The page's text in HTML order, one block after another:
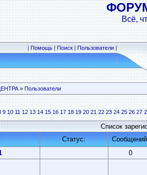
Всё,
|Помощь|Поиск|Пользователи|
» Пользователи
9 10 11 12 13 14 15 16 17 18 19 20 21 22 23 24 25 26 27
Список
Статус:
0